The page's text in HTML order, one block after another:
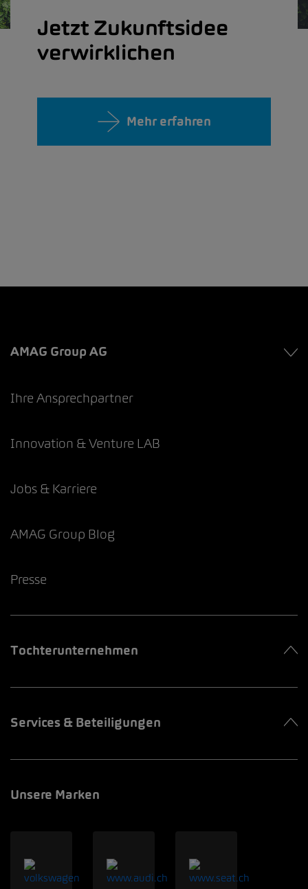
Jetzt Zukunftsidee
verwirklichen
Mehr erfahren
AMAG Group AG
Ihre Ansprechpartner
Innovation & Venture LAB
Jobs & Karriere
AMAG Group Blog
Presse
Tochterunternehmen
Services & Beteiligungen
Unsere Marken